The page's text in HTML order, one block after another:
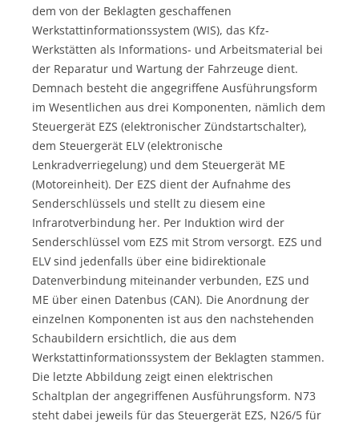
dem von der Beklagten geschaffenen
Werkstattinformationssystem (WIS), das Kfz-
Werkstätten als Informations- und Arbeitsmaterial bei
der Reparatur und Wartung der Fahrzeuge dient.
Demnach besteht die angegriffene Ausführungsform
im Wesentlichen aus drei Komponenten, nämlich dem
Steuergerät EZS (elektronischer Zündstartschalter),
dem Steuergerät ELV (elektronische
Lenkradverriegelung) und dem Steuergerät ME
(Motoreinheit). Der EZS dient der Aufnahme des
Senderschlüssels und stellt zu diesem eine
Infrarotverbindung her. Per Induktion wird der
Senderschlüssel vom EZS mit Strom versorgt. EZS und
ELV sind jedenfalls über eine bidirektionale
Datenverbindung miteinander verbunden, EZS und
ME über einen Datenbus (CAN). Die Anordnung der
einzelnen Komponenten ist aus den nachstehenden
Schaubildern ersichtlich, die aus dem
Werkstattinformationssystem der Beklagten stammen.
Die letzte Abbildung zeigt einen elektrischen
Schaltplan der angegriffenen Ausführungsform. N73
steht dabei jeweils für das Steuergerät EZS, N26/5 für